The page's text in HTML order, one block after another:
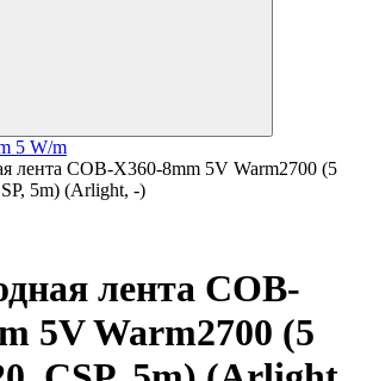
5 W/m
лента COB-X360-8mm 5V Warm2700 (5
5m) (Arlight, -)
лента COB-
5V Warm2700 (5